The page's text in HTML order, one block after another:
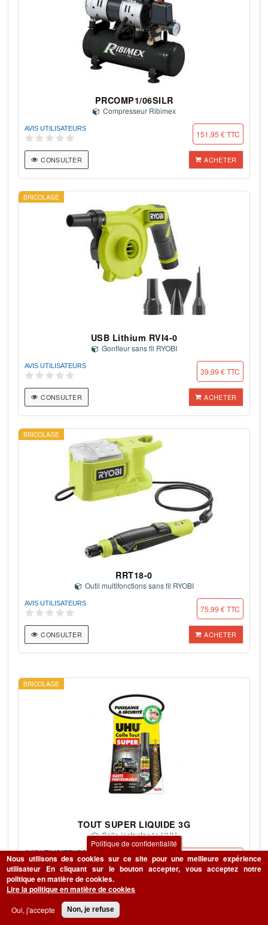
PRCOMP1/06SILR
Compresseur Ribimex
AVIS UTILISATEURS
151,95 € TTC
CONSULTER ACHETER
BRICOLAGE
USB Lithium RVI4-0
Gonfleur sans fil RYOBI
AVIS UTILISATEURS
39,99 € TTC
CONSULTER ACHETER
BRICOLAGE
RRT18-0
Outil multifonctions sans fil RYOBI
AVIS UTILISATEURS
75,99 € TTC
CONSULTER ACHETER
BRICOLAGE
TOUT SUPER LIQUIDE 3G
Colle instantanée UHU
AVIS UTILISATEURS
4,99 € (831,67 € / kg) TTC
CONSULTER
Politique de confidentialité
Nous utilisons des cookies sur ce site pour une meilleure expérience
utilisateur En cliquant sur le bouton accepter, vous acceptez notre
politique en matière de cookies.
Lire la politique en matière de cookies
Oui, j'accepte Non, je refuse